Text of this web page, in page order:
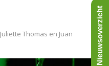
Juliette Thomas en Juan
Nieuwsoverzicht